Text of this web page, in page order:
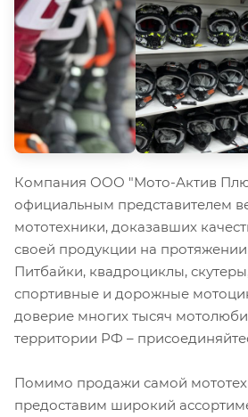
Компания ООО "Мото-Актив
официальным представителем
мототехники, доказавших
своей продукции на протяжении
Питбайки, квадроциклы,
спортивные и дорожные
доверие многих тысяч
территории РФ –
Помимо продажи самой
предоставим широкий